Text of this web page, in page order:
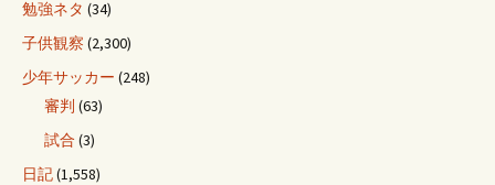
勉強ネタ (34)
子供観察 (2,300)
少年サッカー (248)
審判 (63)
試合 (3)
日記(1,558)